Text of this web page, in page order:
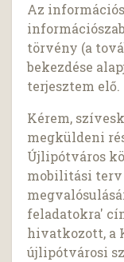
Az
törvény (a
bekezdése
terjesztem elő.
Kérem,
megküldeni
Újlipótváros
mobilitási terv
feladatokra'
hivatkozott, a
újlipótvárosi